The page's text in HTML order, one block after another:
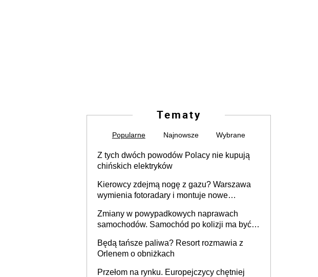
Tematy
Popularne Najnowsze Wybrane
Z tych dwóch powodów Polacy nie kupują
chińskich elektryków
Kierowcy zdejmą nogę z gazu? Warszawa
wymienia fotoradary i montuje nowe
Zmiany w powypadkowych naprawach
samochodów. Samochód po kolizji ma być
technologią producenta
Będą tańsze paliwa? Resort rozmawia z
Orlenem o obniżkach
Przełom na rynku. Europejczycy chętniej